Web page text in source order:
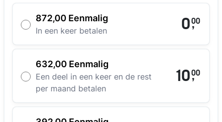
872,00 Eenmalig
In een keer betalen 0,
00
632,00 Eenmalig
Een deel in een keer en de rest
per maand betalen
10,
00